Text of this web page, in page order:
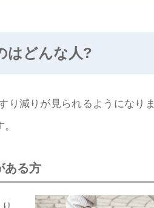
はどんな人?
り減りが見られるようになり
ある方